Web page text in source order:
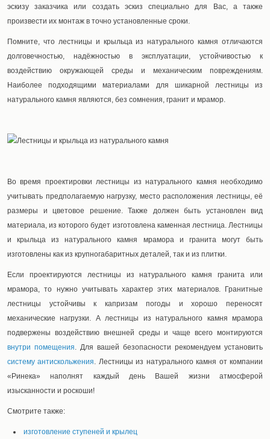
эскизу заказчика или создать эскиз специально для Вас, а также
произвести их монтаж в точно установленные сроки.
Помните, что лестницы и крыльца из натурального камня отличаются
долговечностью, надёжностью в эксплуатации, устойчивостью к
воздействию окружающей среды и механическим повреждениям.
Наиболее подходящими материалами для шикарной лестницы из
натурального камня являются, без сомнения, гранит и мрамор.
Во время проектировки лестницы из натурального камня необходимо
учитывать предполагаемую нагрузку, место расположения лестницы, её
размеры и цветовое решение. Также должен быть установлен вид
материала, из которого будет изготовлена каменная лестница. Лестницы
и крыльца из натурального камня мрамора и гранита могут быть
изготовлены как из крупногабаритных деталей, так и из плитки.
Если проектируются лестницы из натурального камня гранита или
мрамора, то нужно учитывать характер этих материалов. Гранитные
лестницы устойчивы к капризам погоды и хорошо переносят
механические нагрузки. А лестницы из натурального камня мрамора
подвержены воздействию внешней среды и чаще всего монтируются
внутри помещения. Для вашей безопасности рекомендуем установить
систему антискольжения. Лестницы из натурального камня от компании
«Ринека» наполнят каждый день Вашей жизни атмосферой
изысканности и роскоши!
Смотрите также:
изготовление ступеней и крылец